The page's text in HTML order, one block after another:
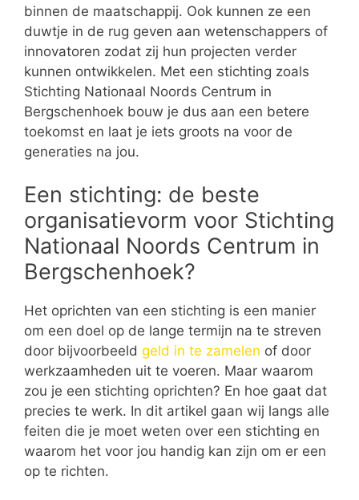
binnen de maatschappij. Ook kunnen ze een
duwtje in de rug geven aan wetenschappers of
innovatoren zodat zij hun projecten verder
kunnen ontwikkelen. Met een stichting zoals
Stichting Nationaal Noords Centrum in
Bergschenhoek bouw je dus aan een betere
toekomst en laat je iets groots na voor de
generaties na jou.
Een stichting: de beste
organisatievorm voor Stichting
Nationaal Noords Centrum in
Bergschenhoek?
Het oprichten van een stichting is een manier
om een doel op de lange termijn na te streven
door bijvoorbeeld geld in te zamelen of door
werkzaamheden uit te voeren. Maar waarom
zou je een stichting oprichten? En hoe gaat dat
precies te werk. In dit artikel gaan wij langs alle
feiten die je moet weten over een stichting en
waarom het voor jou handig kan zijn om er een
op te richten.